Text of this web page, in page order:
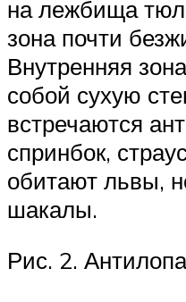
на лежбища
зона почти
Внутренняя
собой сухую
встречаются
спринбок,
обитают львы,
шакалы.
Рис. 2.